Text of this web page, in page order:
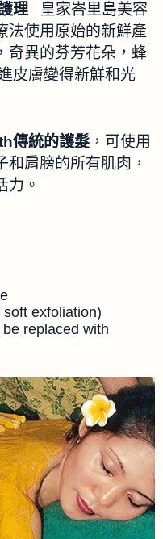
理 皇家峇里島美容
法使用原始的新鮮產
奇異的芬芳花朵，蜂
皮膚變得新鮮和光
傳統的護髮 ，可使用
肩膀的所有肌肉，
力。
exfoliation)
replaced with